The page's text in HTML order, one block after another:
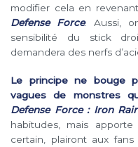
modifier cela en
Defense Force. Aussi,
sensibilité du stick
demandera des nerfs
Le principe ne bouge
vagues de monstres
Defense Force : Iron
habitudes, mais
certain, plairont aux